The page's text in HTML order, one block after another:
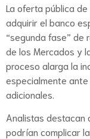
La oferta pública de
adquirir el banco
“segunda fase” de
de los Mercados y
proceso alarga la
especialmente
adicionales.
Analistas destacan
podrían complicar